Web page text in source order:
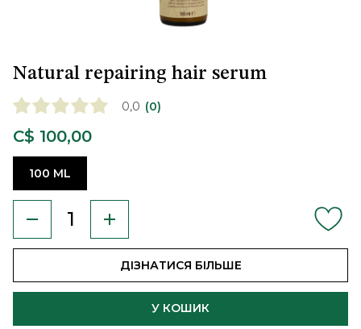
Natural repairing hair serum
0,0 (0)
C$ 100,00
100 ML
У КОШИК
ДІЗНАТИСЯ БІЛЬШЕ